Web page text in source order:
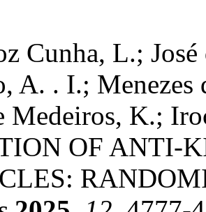
Cunha, L.;
A. . I.;
Medeiros, K.;
OF ANTI-